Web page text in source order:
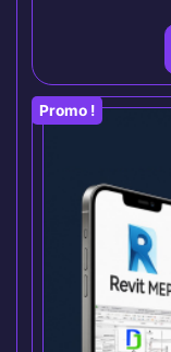
Promo !